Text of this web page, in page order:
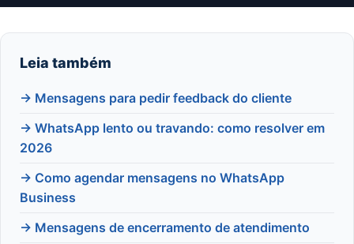
Leia também
→ Mensagens para pedir feedback do cliente
→ WhatsApp lento ou travando: como resolver em
2026
→ Como agendar mensagens no WhatsApp
Business
→ Mensagens de encerramento de atendimento